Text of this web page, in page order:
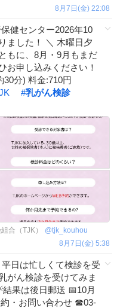
8月7日(金) 22:08
健センター2026年10
ました！ ＼ 木曜日夕
もに、8月・9月もまだ
お申し込みください！
30分) 料金:710円
#乳がん検診
合（TJK） @tjk_kouhou
8月7日(金) 5:38
日は忙しくて検診を受
がん検診を受けてみま
果は後日郵送 📅10月
・お問い合わせ ☎03-